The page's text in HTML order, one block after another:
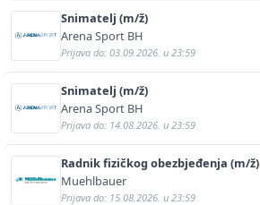
Snimatelj (m/ž)
Arena Sport BH
Prijava do: 03.09.2026. u 23:59
Snimatelj (m/ž)
Arena Sport BH
Prijava do: 14.08.2026. u 23:59
Radnik fizičkog obezbjeđenja (m/ž)
Muehlbauer
Prijava do: 15.08.2026. u 23:59